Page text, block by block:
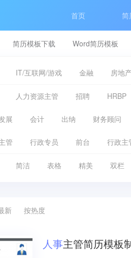
首页 简
简历模板下载 Word简历模板
IT/互联网/游戏 金融 房地
人力资源主管 招聘 HRBP
展 会计 出纳 财务顾问
管 行政专员 前台 行政主
简洁 表格 精美 双栏
新 按热度
人事主管简历模板